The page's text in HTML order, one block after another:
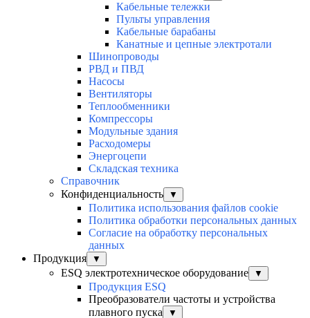
Кабельные тележки
Пульты управления
Кабельные барабаны
Канатные и цепные электротали
Шинопроводы
РВД и ПВД
Насосы
Вентиляторы
Теплообменники
Компрессоры
Модульные здания
Расходомеры
Энергоцепи
Складская техника
Справочник
Конфиденциальность
▼
Политика использования файлов cookie
Политика обработки персональных данных
Согласие на обработку персональных
данных
Продукция
▼
ESQ электротехническое оборудование ▼
Продукция ESQ
Преобразователи частоты и устройства
плавного пуска
▼